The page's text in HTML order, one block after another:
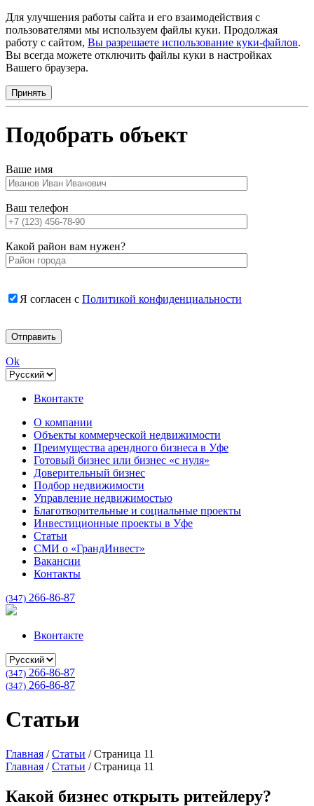
Для улучшения работы сайта и его взаимодействия с
пользователями мы используем файлы куки. Продолжая
работу с сайтом, Вы разрешаете использование куки-файлов.
Вы всегда можете отключить файлы куки в настройках
Вашего браузера.
Принять
Подобрать объект
Ваше имя
Ваш телефон
Какой район вам нужен?
Я согласен с Политикой конфиденциальности
Ok
Вконтакте
О компании
Объекты коммерческой недвижимости
Преимущества арендного бизнеса в Уфе
Готовый бизнес или бизнес «с нуля»
Доверительный бизнес
Подбор недвижимости
Управление недвижимостью
Благотворительные и социальные проекты
Инвестиционные проекты в Уфе
Статьи
СМИ о «ГрандИнвест»
Вакансии
Контакты
(347) 266-86-87
Вконтакте
(347) 266-86-87
(347) 266-86-87
Статьи
Главная /Статьи /Страница 11
Главная /Статьи /Страница 11
Какой бизнес открыть ритейлеру?